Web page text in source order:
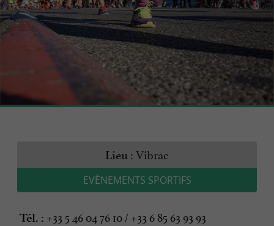
Lieu : Vibrac
EVÈNEMENTS SPORTIFS
Tél. : +33 5 46 04 76 10 / +33 6 85 63 93 93